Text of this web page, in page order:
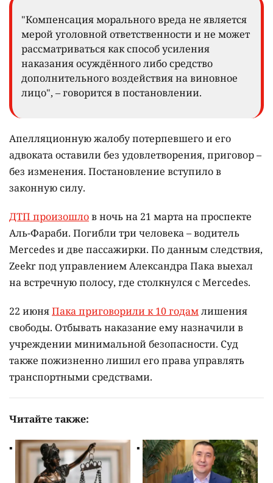
"Компенсация морального вреда не является
мерой уголовной ответственности и не может
рассматриваться как способ усиления
наказания осуждённого либо средство
дополнительного воздействия на виновное
лицо", – говорится в постановлении.
Апелляционную жалобу потерпевшего и его
адвоката оставили без удовлетворения, приговор –
без изменения. Постановление вступило в
законную силу.
ДТП произошлов ночь на 21 марта на проспекте
Аль-Фараби. Погибли три человека – водитель
Mercedes и две пассажирки. По данным следствия,
Zeekr под управлением Александра Пака выехал
на встречную полосу, где столкнулся с Mercedes.
22 июняПака приговорили к 10 годамлишения
свободы. Отбывать наказание ему назначили в
учреждении минимальной безопасности. Суд
также пожизненно лишил его права управлять
транспортными средствами.
Читайте также: